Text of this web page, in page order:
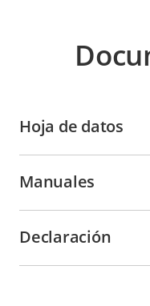
Hoja de datos
Manuales
Declaración